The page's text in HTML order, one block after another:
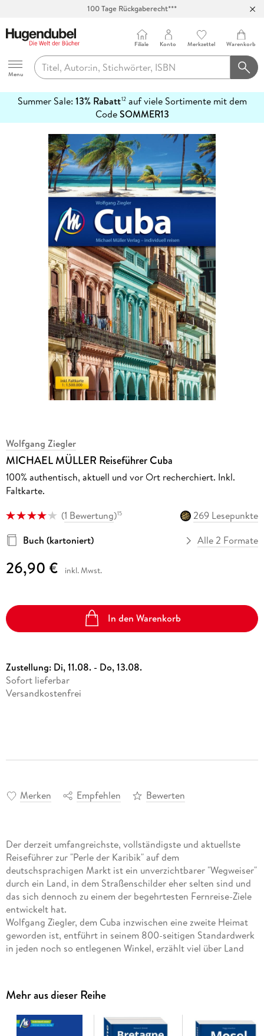
100 Tage Rückgaberecht***
Hugendubel
Menu
Filiale Konto Merkzettel Warenkorb
Summer Sale: 13% Rabatt12auf viele Sortimente mit dem
CodeSOMMER13
erfahren
Wolfgang Ziegler
MICHAEL MÜLLER Reiseführer Cuba
100% authentisch, aktuell und vor Ort recherchiert. Inkl.
Faltkarte.
(1 Bewertung)15
269 Lesepunkte
Buch (kartoniert)
Alle 2 Formate
26,90 € inkl. Mwst.
In den Warenkorb
Zustellung: Di, 11.08. - Do, 13.08.
Sofort lieferbar
Versandkostenfrei
Merken Empfehlen Bewerten
Der derzeit umfangreichste, vollständigste und aktuellste
Reiseführer zur "Perle der Karibik" auf dem
deutschsprachigen Markt ist ein unverzichtbarer "Wegweiser"
durch ein Land, in dem Straßenschilder eher selten sind und
das sich dennoch zu einem der begehrtesten Fernreise-Ziele
entwickelt hat.
Wolfgang Ziegler, dem Cuba inzwischen eine zweite Heimat
geworden ist, entführt in seinem 800-seitigen Standardwerk
in jeden noch so entlegenen Winkel, erzählt viel über Land
Nobelpreisträger im Zweiten Weltkrieg Jagd auf deutsche U-
Boote machte? Oder dass der erste Schwiegervater von Fidel
Castro während der Trauungszeremonie in der Sakristei der
Mehr aus dieser Reihe